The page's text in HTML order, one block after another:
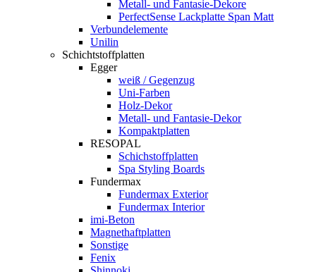
Metall- und Fantasie-Dekore
PerfectSense Lackplatte Span Matt
Verbundelemente
Unilin
Schichtstoffplatten
Egger
weiß / Gegenzug
Uni-Farben
Holz-Dekor
Metall- und Fantasie-Dekor
Kompaktplatten
RESOPAL
Schichstoffplatten
Spa Styling Boards
Fundermax
Fundermax Exterior
Fundermax Interior
imi-Beton
Magnethaftplatten
Sonstige
Fenix